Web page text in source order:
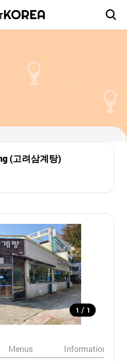
(고려삼계탕)
1 / 1
Menus Informations